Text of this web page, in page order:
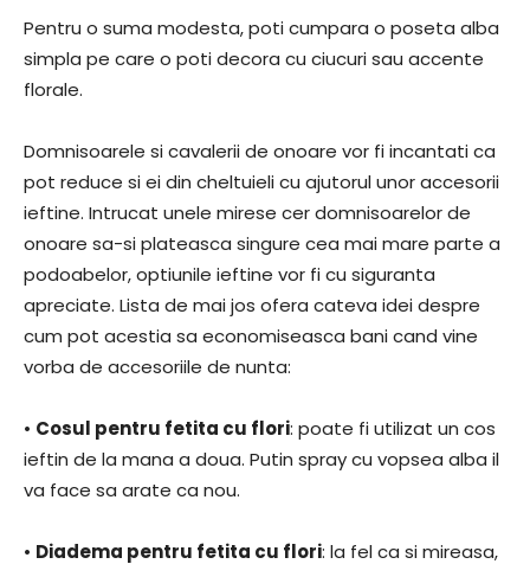
Pentru o suma modesta, poti cumpara o poseta alba
simpla pe care o poti decora cu ciucuri sau accente
florale.
Domnisoarele si cavalerii de onoare vor fi incantati ca
pot reduce si ei din cheltuieli cu ajutorul unor accesorii
ieftine. Intrucat unele mirese cer domnisoarelor de
onoare sa-si plateasca singure cea mai mare parte a
podoabelor, optiunile ieftine vor fi cu siguranta
apreciate. Lista de mai jos ofera cateva idei despre
cum pot acestia sa economiseasca bani cand vine
vorba de accesoriile de nunta:
• Cosul pentru fetita cu flori: poate fi utilizat un cos
ieftin de la mana a doua. Putin spray cu vopsea alba il
va face sa arate ca nou.
• Diadema pentru fetita cu flori: la fel ca si mireasa,